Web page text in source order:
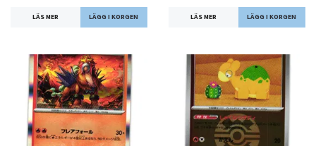
LÄS MER LÄS MER